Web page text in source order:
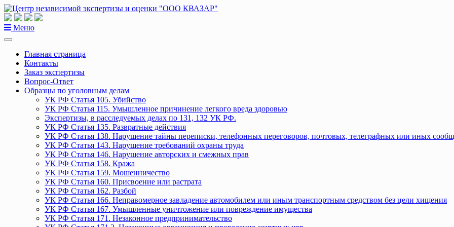
Перейти
к
содержанию
Меню
Главная страница
Контакты
Заказ экспертизы
Вопрос-Ответ
Образцы по уголовным делам
УК РФ Статья 105. Убийство
УК РФ Статья 115. Умышленное причинение легкого вреда здоровью
Экспертизы, в расследуемых делах по 131, 132 УК РФ.
УК РФ Статья 135. Развратные действия
УК РФ Статья 138. Нарушение тайны переписки, телефонных переговоров, почтовых, телеграфных или иных
УК РФ Статья 143. Нарушение требований охраны труда
УК РФ Статья 146. Нарушение авторских и смежных прав
УК РФ Статья 158. Кража
УК РФ Статья 159. Мошенничество
УК РФ Статья 160. Присвоение или растрата
УК РФ Статья 162. Разбой
УК РФ Статья 166. Неправомерное завладение автомобилем или иным транспортным средством без цели хищения
УК РФ Статья 167. Умышленные уничтожение или повреждение имущества
УК РФ Статья 171. Незаконное предпринимательство